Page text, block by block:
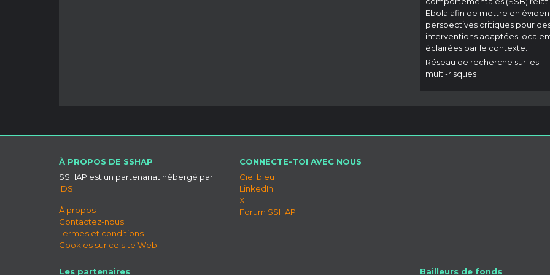
Ebola afin de mettre en
perspectives critiques pour
interventions adaptées
éclairées par le contexte.
Réseau de recherche sur les
multi-risques
À PROPOS DE SSHAP
SSHAP est un partenariat hébergé par
IDS
À propos
Contactez-nous
Termes et conditions
Cookies sur ce site Web
CONNECTE-TOI AVEC NOUS
Ciel bleu
LinkedIn
X
Forum SSHAP
Les partenaires Bailleurs de fonds